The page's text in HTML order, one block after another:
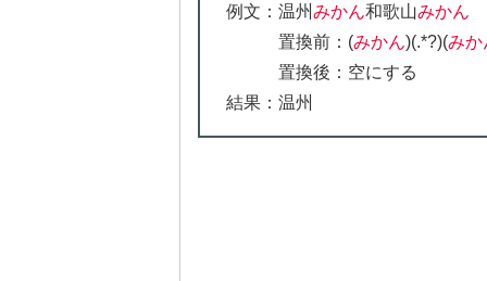
例文：温州みかん和歌山みかん
置換前：(みかん)(.*?)(みか
置換後：空にする
結果：温州